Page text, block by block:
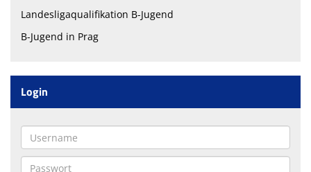
Landesligaqualifikation B-Jugend
B-Jugend in Prag
Login